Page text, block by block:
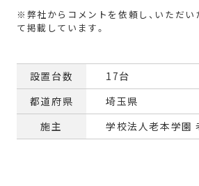
設置台数
17台
都道府県
埼玉県
施主
学校法人老本学園